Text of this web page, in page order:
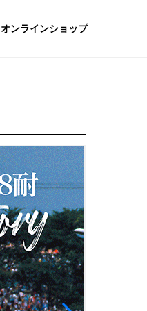
オンラインショップ